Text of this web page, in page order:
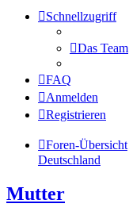
Schnellzugriff
Das Team
FAQ
Anmelden
Registrieren
Foren-Übersicht
Deutschland
Mutter